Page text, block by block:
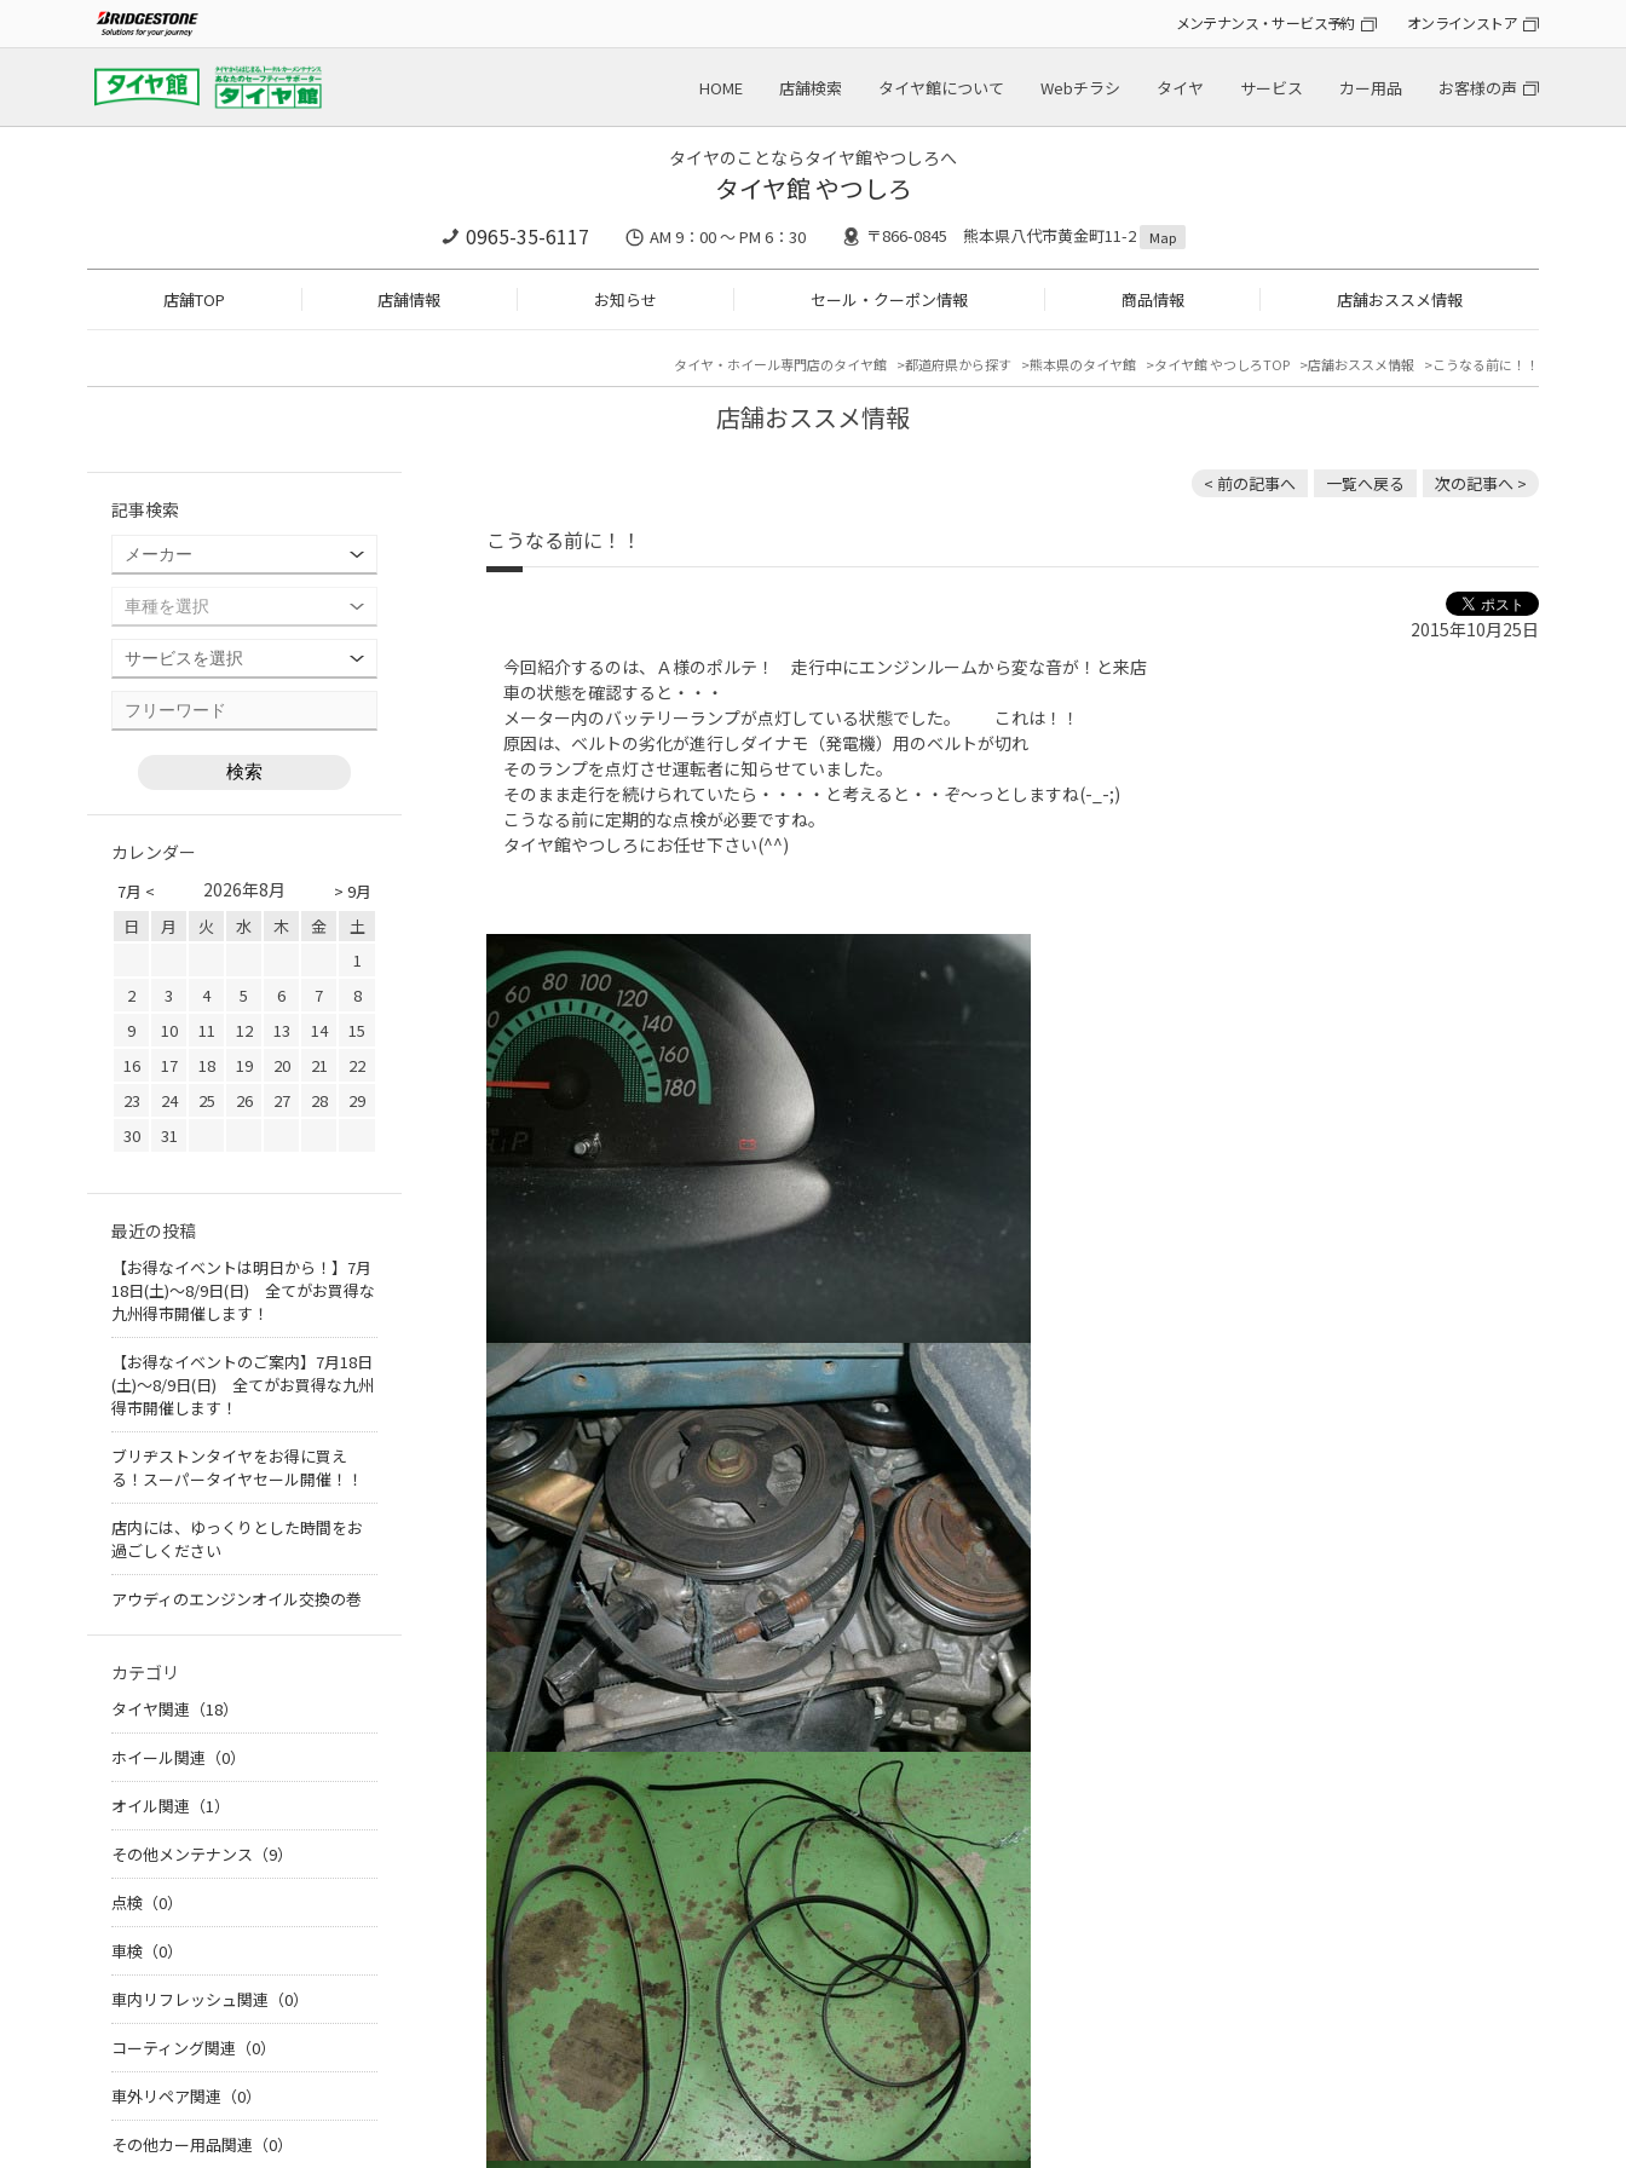
メンテナンス・サービス予約 オンラインストア
HOME 店舗検索 タイヤ館について Webチラシ タイヤ サービス カー用品 お客様の声
タイヤのことならタイヤ館やつしろへ
タイヤ館 やつしろ
0965-35-6117 AM 9：00 ～ PM 6：30 〒866-0845 熊本県八代市黄金町11-2 Map
店舗TOP 店舗情報 お知らせ セール・クーポン情報 商品情報 店舗おススメ情報
タイヤ・ホイール専門店のタイヤ館 都道府県から探す 熊本県のタイヤ館 タイヤ館 やつしろTOP 店舗おススメ情報 こうなる前に！！
店舗おススメ情報
< 前の記事へ 一覧へ戻る 次の記事へ >
こうなる前に！！
2015年10月25日
今回紹介するのは、Ａ様のポルテ！ 走行中にエンジンルームから変な音が！と来店
車の状態を確認すると・・・
メーター内のバッテリーランプが点灯している状態でした。 これは！！
原因は、ベルトの劣化が進行しダイナモ（発電機）用のベルトが切れ
そのランプを点灯させ運転者に知らせていました。
そのまま走行を続けられていたら・・・・と考えると・・ぞ～っとしますね(-_-;)
こうなる前に定期的な点検が必要ですね。
タイヤ館やつしろにお任せ下さい(^^)
記事検索
カレンダー
7月 < > 9月
2026年8月
日 月 火 水 木 金
土
1
2
3 4 5 6 7
8
9
10 11 12 13 14
15
16
17 18 19 20 21
22
23
24 25 26 27 28
29
30
31
最近の投稿
【お得なイベントは明日から！】7月
18日(土)～8/9日(日) 全てがお買得な
九州得市開催します！
【お得なイベントのご案内】7月18日
(土)～8/9日(日) 全てがお買得な九州
得市開催します！
ブリヂストンタイヤをお得に買え
る！スーパータイヤセール開催！！
店内には、ゆっくりとした時間をお
過ごしください
アウディのエンジンオイル交換の巻
カテゴリ
タイヤ関連（18）
ホイール関連（0）
オイル関連（1）
その他メンテナンス（9）
点検（0）
車検（0）
車内リフレッシュ関連（0）
コーティング関連（0）
車外リペア関連（0）
その他カー用品関連（0）